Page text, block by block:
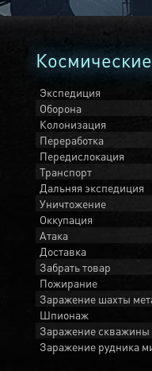
Экспедиция
Оборона
Колонизация
Переработка
Передислокация
Транспорт
Дальняя экспедиция
Уничтожение
Оккупация
Атака
Доставка
Забрать товар
Пожирание
Заражение шахты
Шпионаж
Заражение скважины
Заражение рудника